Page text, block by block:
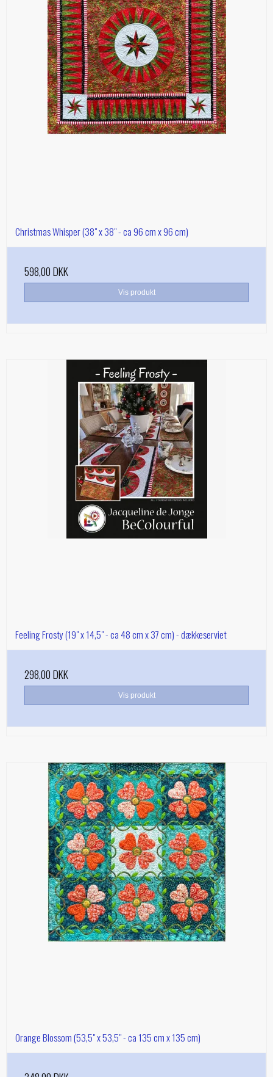
Christmas Whisper (38" x 38" - ca 96 cm x 96 cm)
598,00 DKK
Vis produkt
Feeling Frosty (19" x 14,5" - ca 48 cm x 37 cm) - dækkeserviet
298,00 DKK
Vis produkt
Orange Blossom (53,5" x 53,5" - ca 135 cm x 135 cm)